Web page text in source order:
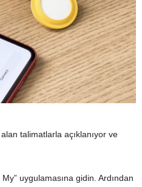
talimatlarla açıklanıyor ve
uygulamasına gidin. Ardından